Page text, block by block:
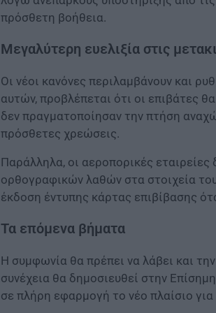
πρόσθετη βοήθεια.
Μεγαλύτερη ευελιξία στις
Οι νέοι κανόνες περιλαμβάνουν και
αυτών, προβλέπεται ότι οι επιβάτες
δεν πραγματοποίησαν την πτήση
πρόσθετες χρεώσεις.
Παράλληλα, οι αεροπορικές
ορθογραφικών λαθών στα στοιχεία
έκδοση έντυπης κάρτας επιβίβασης
Τα επόμενα βήματα
Η συμφωνία θα πρέπει να λάβει και
συνέχεια θα δημοσιευθεί στην
σε πλήρη εφαρμογή το νέο πλαίσιο